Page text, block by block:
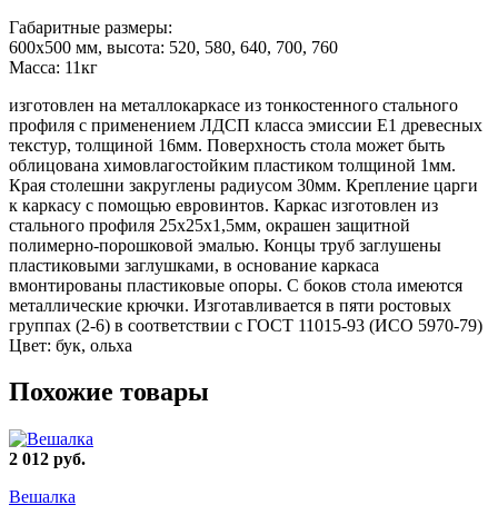
Габаритные размеры:
600х500 мм, высота: 520, 580, 640, 700, 760
Масса: 11кг
изготовлен на металлокаркасе из тонкостенного стального
профиля с применением ЛДСП класса эмиссии Е1 древесных
текстур, толщиной 16мм. Поверхность стола может быть
облицована химовлагостойким пластиком толщиной 1мм.
Края столешни закруглены радиусом 30мм. Крепление царги
к каркасу с помощью евровинтов. Каркас изготовлен из
стального профиля 25х25х1,5мм, окрашен защитной
полимерно-порошковой эмалью. Концы труб заглушены
пластиковыми заглушками, в основание каркаса
вмонтированы пластиковые опоры. С боков стола имеются
металлические крючки. Изготавливается в пяти ростовых
группах (2-6) в соответствии с ГОСТ 11015-93 (ИСО 5970-79)
Цвет: бук, ольха
Похожие товары
2 012 руб.
Вешалка